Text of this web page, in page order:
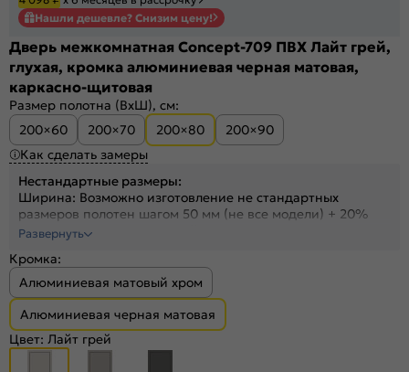
Нашли дешевле? Снизим цену!
Дверь межкомнатная Concept-709 ПВХ Лайт грей,
глухая, кромка алюминиевая черная матовая,
каркасно-щитовая
Размер полотна (ВхШ), см:
200×60
200×70 200×80
200×90
Как сделать замеры
Нестандартные размеры:
Ширина: Возможно изготовление не стандартных
размеров полотен шагом 50 мм (не все модели) + 20%
Высота: На полотна высотой от 1700 до 2300 мм +30%
Развернуть
Кромка:
Алюминиевая матовый хром
Алюминиевая черная матовая
Цвет: Лайт грей